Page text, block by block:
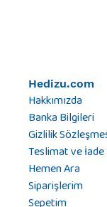
Hedizu.com
Hakkımızda
Banka Bilgileri
Gizlilik
Teslimat ve
Hemen Ara
Siparişlerim
Sepetim